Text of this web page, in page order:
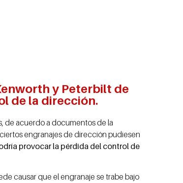
y Peterbilt de
de la dirección.
de acuerdo a documentos de la
engranajes de dirección pudiesen
provocar la pérdida del control de
causar que el engranaje se trabe bajo